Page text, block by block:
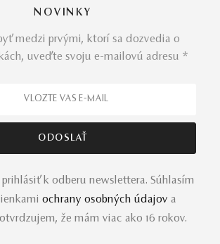
NOVINKY
medzi prvými, ktorí sa dozvedia o
uveďte svoju e-mailovú adresu *
k odberu newslettera. Súhlasím
ochrany osobných údajov a
že mám viac ako 16 rokov.